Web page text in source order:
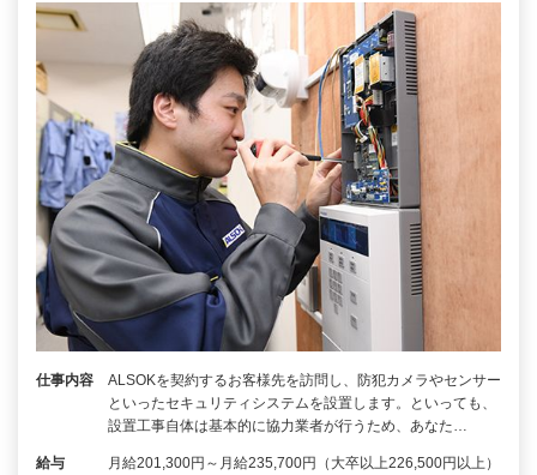
仕事内容
ALSOKを契約するお客様先を訪問し、防犯カメラやセンサー
といったセキュリティシステムを設置します。といっても、
設置工事自体は基本的に協力業者が行うため、あなた…
給与
月給201,300円～月給235,700円（大卒以上226,500円以上）